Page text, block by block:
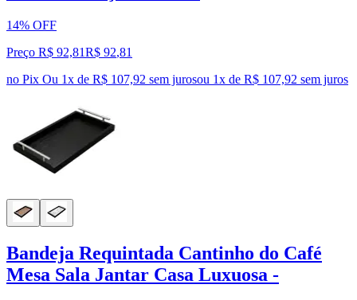
14% OFF
Preço R$ 92,81R$ 92,81
no Pix Ou 1x de R$ 107,92 sem jurosou 1x de R$ 107,92 sem juros
Bandeja Requintada Cantinho do Café
Mesa Sala Jantar Casa Luxuosa -